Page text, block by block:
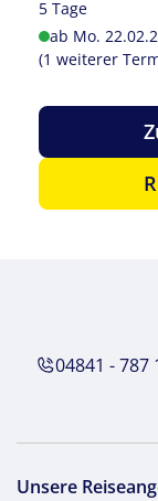
5 Tage
ab Mo.
(1 weiterer
04841 - 787
Unsere